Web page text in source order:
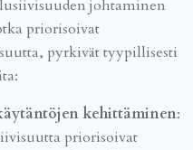
johtaminen
priorisoivat
pyrkivät tyypillisesti
kehittäminen:
priorisoivat